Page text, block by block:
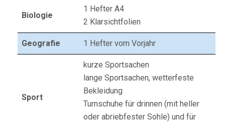
Biologie
1 Hefter A4
2 Klarsichtfolien
Geografie 1 Hefter vom Vorjahr
Sport
kurze Sportsachen
lange Sportsachen, wetterfeste
Bekleidung
Turnschuhe für drinnen (mit heller
oder abriebfester Sohle) und für